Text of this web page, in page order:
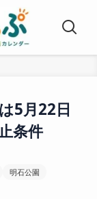
5月22日
条件
明石公園